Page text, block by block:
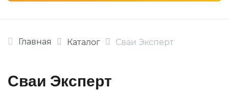
Главная Каталог Сваи Эксперт
Сваи Эксперт